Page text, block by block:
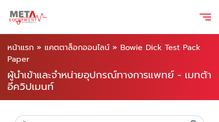
หน้าแรก » แคตตาล็อกออนไลน์ » Bowie Dick Test Pack
Paper
ผู้นำเข้าและจำหน่ายอุปกรณ์ทางการแพทย์ - เมทต้า
อีควิปเมนท์